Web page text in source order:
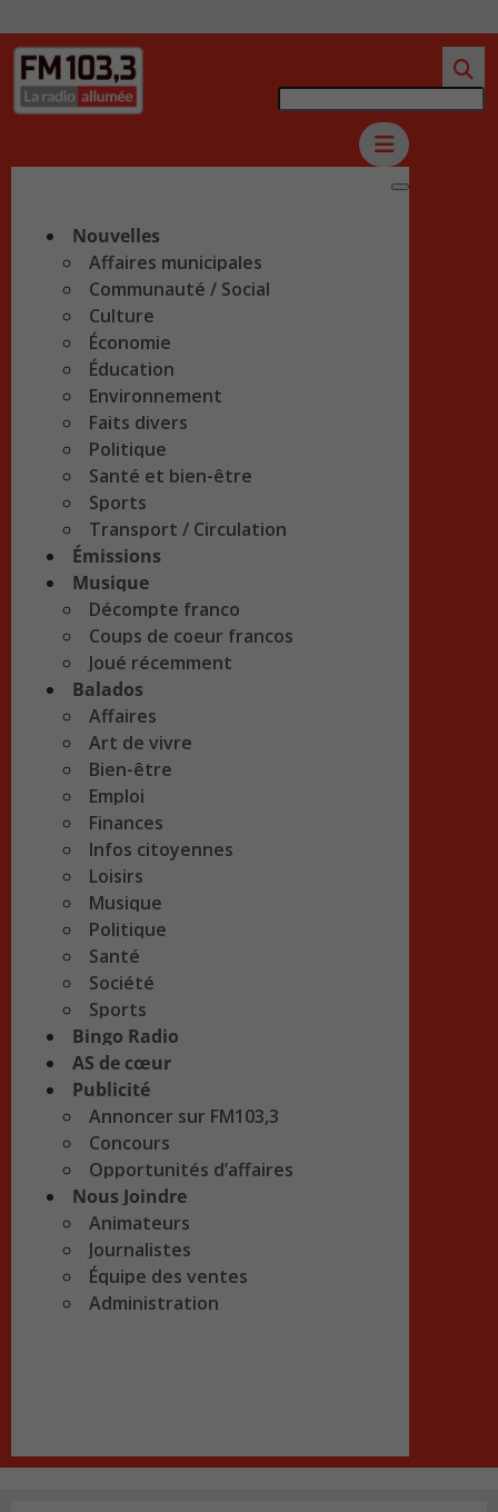
Nouvelles
Affaires municipales
Communauté / Social
Culture
Économie
Éducation
Environnement
Faits divers
Politique
Santé et bien-être
Sports
Transport / Circulation
Émissions
Musique
Décompte franco
Coups de coeur francos
Joué récemment
Balados
Affaires
Art de vivre
Bien-être
Emploi
Finances
Infos citoyennes
Loisirs
Musique
Politique
Santé
Société
Sports
Bingo Radio
AS de cœur
Publicité
Annoncer sur FM103,3
Concours
Opportunités d’affaires
Nous Joindre
Animateurs
Journalistes
Équipe des ventes
Administration